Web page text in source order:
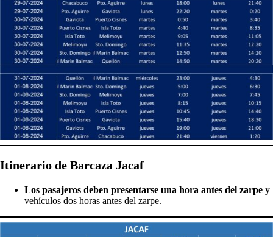
Itinerario de Barcaza Jacaf
Los pasajeros deben presentarse una hora antes del zarpe y
vehículos dos horas antes del zarpe.